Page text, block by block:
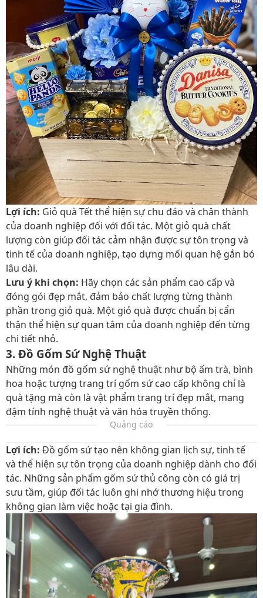
Lợi ích: Giỏ quà Tết thể hiện sự chu đáo và chân thành
của doanh nghiệp đối với đối tác. Một giỏ quà chất
lượng còn giúp đối tác cảm nhận được sự tôn trọng và
tinh tế của doanh nghiệp, tạo dựng mối quan hệ gắn bó
lâu dài.
Lưu ý khi chọn: Hãy chọn các sản phẩm cao cấp và
đóng gói đẹp mắt, đảm bảo chất lượng từng thành
phần trong giỏ quà. Một giỏ quà được chuẩn bị cẩn
thận thể hiện sự quan tâm của doanh nghiệp đến từng
chi tiết nhỏ.
3. Đồ Gốm Sứ Nghệ Thuật
Những món đồ gốm sứ nghệ thuật như bộ ấm trà, bình
hoa hoặc tượng trang trí gốm sứ cao cấp không chỉ là
quà tặng mà còn là vật phẩm trang trí đẹp mắt, mang
đậm tính nghệ thuật và văn hóa truyền thống.
Quảng cáo
Lợi ích: Đồ gốm sứ tạo nên không gian lịch sự, tinh tế
và thể hiện sự tôn trọng của doanh nghiệp dành cho đối
tác. Những sản phẩm gốm sứ thủ công còn có giá trị
sưu tầm, giúp đối tác luôn ghi nhớ thương hiệu trong
không gian làm việc hoặc tại gia đình.